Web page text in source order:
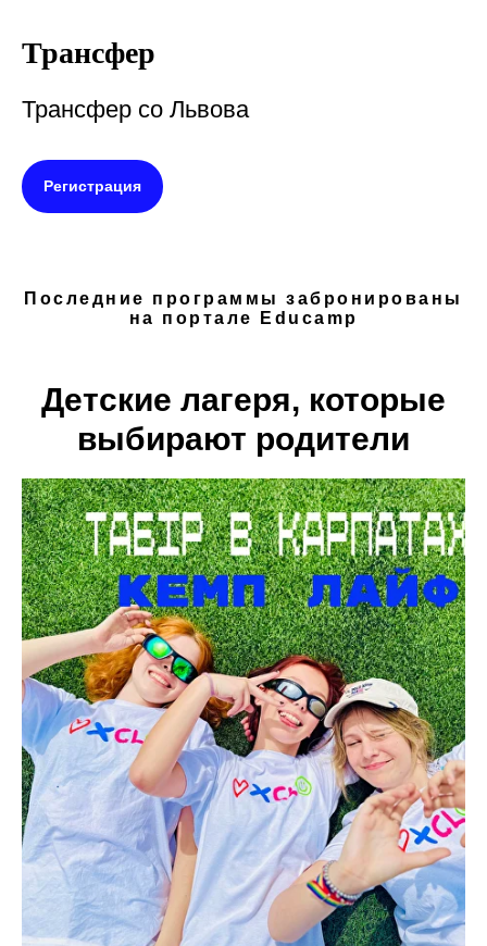
Трансфер
Трансфер со Львова
Регистрация
Последние программы забронированы
на портале Educamp
Детские лагеря, которые
выбирают родители